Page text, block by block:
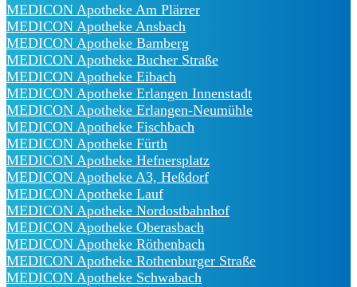
MEDICON Apotheke Am Plärrer
MEDICON Apotheke Ansbach
MEDICON Apotheke Bamberg
MEDICON Apotheke Bucher Straße
MEDICON Apotheke Eibach
MEDICON Apotheke Erlangen Innenstadt
MEDICON Apotheke Erlangen-Neumühle
MEDICON Apotheke Fischbach
MEDICON Apotheke Fürth
MEDICON Apotheke Hefnersplatz
MEDICON Apotheke A3, Heßdorf
MEDICON Apotheke Lauf
MEDICON Apotheke Nordostbahnhof
MEDICON Apotheke Oberasbach
MEDICON Apotheke Röthenbach
MEDICON Apotheke Rothenburger Straße
MEDICON Apotheke Schwabach